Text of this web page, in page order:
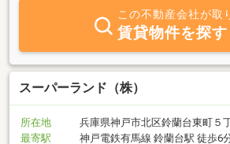
めて、日々の仕事に取り組んでいます！任せ
心していただけるお部屋探しのサポートを提
す。ご希望のお部屋がホームページに掲載さ
安心ください。お問い合わせいただければ、
ターネットに掲載できないご希望エリアの物
だきます。生活保護の受給申請をお考えの方
分、神戸市兵庫区・長田区・大阪市内の賃貸
SMAILE PAYへ！
この不動産会社が取
賃貸物件を探す
スーパーランド（株）
所在地
兵庫県神戸市北区鈴蘭台東町５
最寄駅
神戸電鉄有馬線 鈴蘭台駅 徒歩6